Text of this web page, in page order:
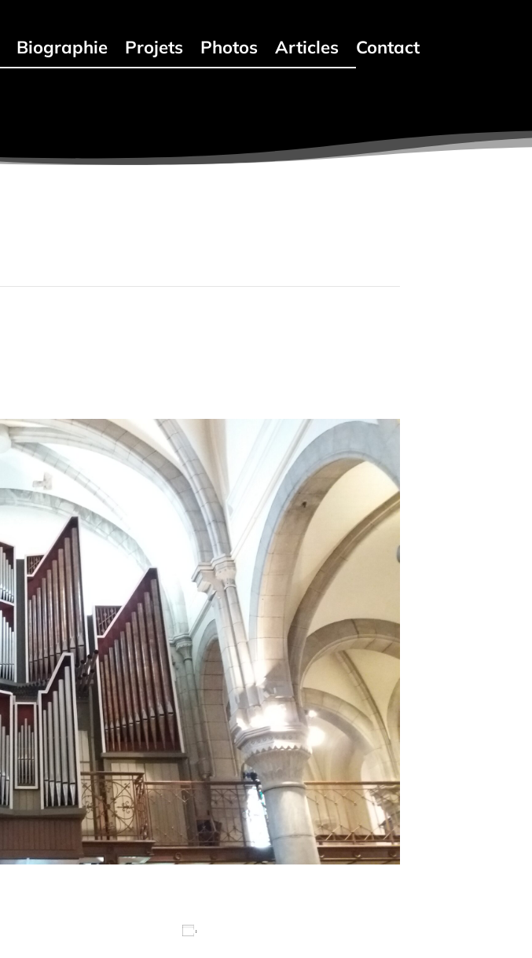
Biographie Projets Photos Articles Contact